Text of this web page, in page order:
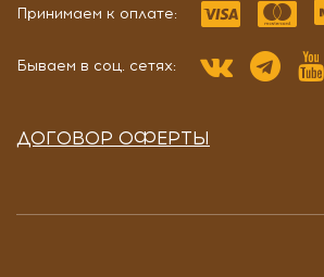
Принимаем к оплате:
Бываем в соц. сетях:
ДОГОВОР ОФЕРТЫ